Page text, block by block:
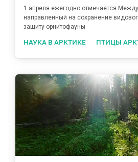
1 апреля ежегодно отмечается
направленный на сохранение
защиту орнитофауны
НАУКА В АРКТИКЕ ПТИЦЫ